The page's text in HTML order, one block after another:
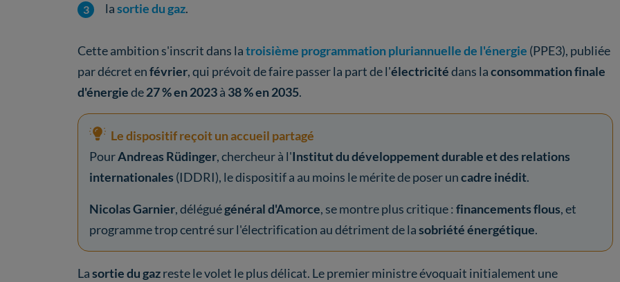
lasortie du gaz.
Cette ambition s'inscrit dans latroisième programmation pluriannuelle de l'énergie (PPE3), publiée
par décret enfévrier, qui prévoit de faire passer la part de l'électricitédans laconsommation finale
d'énergiede27 % en 2023à 38 % en 2035.
Le dispositif reçoit un accueil partagé
PourAndreas Rüdinger, chercheur à l'Institut du développement durable et des relations
internationales (IDDRI), le dispositif a au moins le mérite de poser uncadre inédit.
Nicolas Garnier, déléguégénéral d'Amorce, se montre plus critique :financements flous, et
programme trop centré sur l'électrification au détriment de lasobriété énergétique.
Lasortie du gazreste le volet le plus délicat. Le premier ministre évoquait initialement une